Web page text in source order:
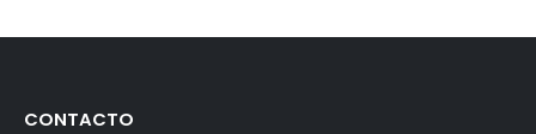
CONTACTO